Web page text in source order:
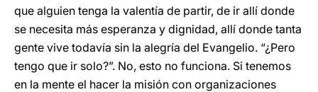
que alguien tenga la valentía de partir, de ir allí donde
se necesita más esperanza y dignidad, allí donde tanta
gente vive todavía sin la alegría del Evangelio. “¿Pero
tengo que ir solo?”. No, esto no funciona. Si tenemos
en la mente el hacer la misión con organizaciones